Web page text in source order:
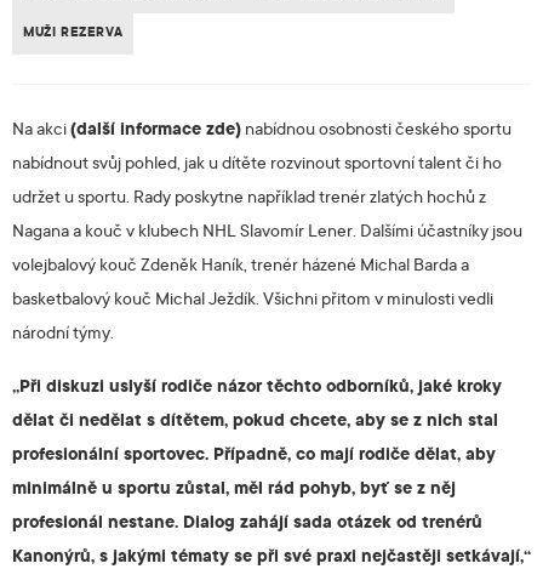
MUŽI REZERVA
Na akci(další informace zde) nabídnou osobnosti českého sportu
nabídnout svůj pohled, jak u dítěte rozvinout sportovní talent či ho
udržet u sportu. Rady poskytne například trenér zlatých hochů z
Nagana a kouč v klubech NHL Slavomír Lener. Dalšími účastníky jsou
volejbalový kouč Zdeněk Haník, trenér házené Michal Barda a
basketbalový kouč Michal Ježdík. Všichni přitom v minulosti vedli
národní týmy.
„Při diskuzi uslyší rodiče názor těchto odborníků, jaké kroky
dělat či nedělat s dítětem, pokud chcete, aby se z nich stal
profesionální sportovec. Případně, co mají rodiče dělat, aby
minimálně u sportu zůstal, měl rád pohyb, byť se z něj
profesionál nestane. Dialog zahájí sada otázek od trenérů
Kanonýrů, s jakými tématy se při své praxi nejčastěji setkávají,“